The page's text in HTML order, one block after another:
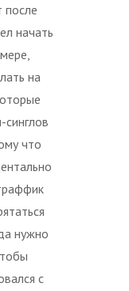
после
начать
на
что
нужно
с